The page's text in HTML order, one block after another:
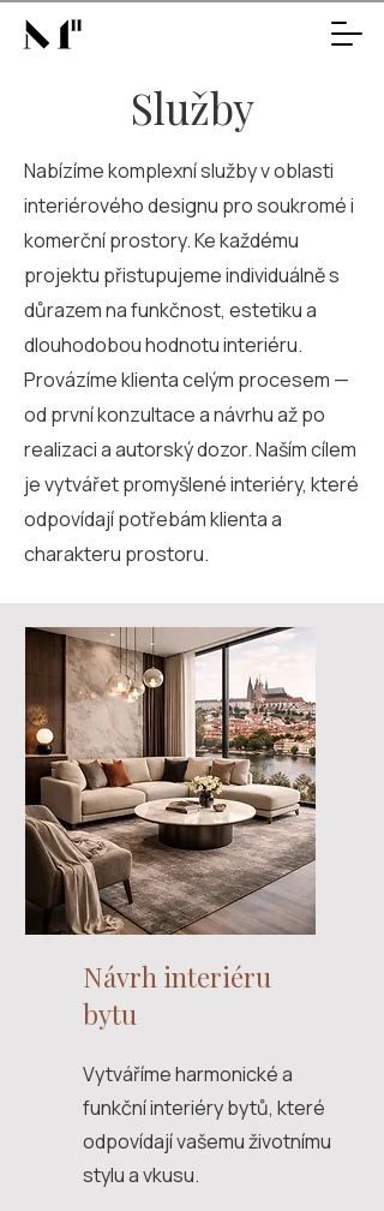
Služby
Nabízíme komplexní služby v oblasti
interiérového designu pro soukromé i
komerční prostory. Ke každému
projektu přistupujeme individuálně s
důrazem na funkčnost, estetiku a
dlouhodobou hodnotu interiéru.
Provázíme klienta celým procesem —
od první konzultace a návrhu až po
realizaci a autorský dozor. Naším cílem
je vytvářet promyšlené interiéry, které
odpovídají potřebám klienta a
charakteru prostoru.
Návrh interiéru
bytu
Vytváříme harmonické a
funkční interiéry bytů, které
odpovídají vašemu životnímu
stylu a vkusu.